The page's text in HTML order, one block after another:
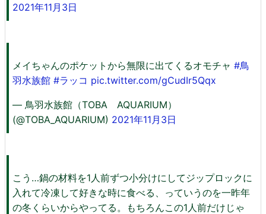
2021年11月3日
メイちゃんのポケットから無限に出てくるオモチャ #鳥
羽水族館 #ラッコ pic.twitter.com/gCudIr5Qqx
— 鳥羽水族館（TOBA AQUARIUM）
(@TOBA_AQUARIUM) 2021年11月3日
こう…鍋の材料を1人前ずつ小分けにしてジップロックに
入れて冷凍して好きな時に食べる、っていうのを一昨年
の冬くらいからやってる。もちろんこの1人前だけじゃ